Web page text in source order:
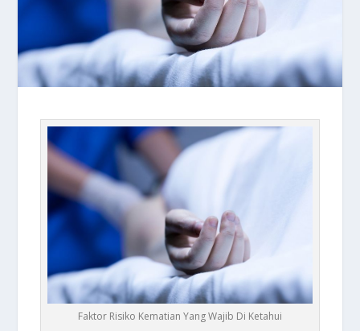
Faktor Risiko Kematian Yang Wajib Di Ketahui